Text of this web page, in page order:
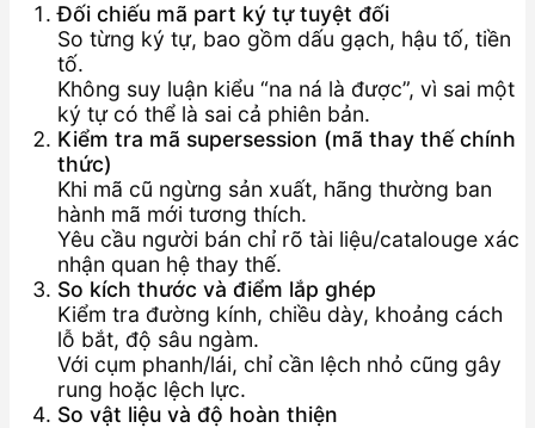
Đối chiếu mã part ký tự tuyệt đối
So từng ký tự, bao gồm dấu gạch, hậu tố, tiền
tố.
Không suy luận kiểu “na ná là được”, vì sai một
ký tự có thể là sai cả phiên bản.
Kiểm tra mã supersession (mã thay thế chính
thức)
Khi mã cũ ngừng sản xuất, hãng thường ban
hành mã mới tương thích.
Yêu cầu người bán chỉ rõ tài liệu/catalouge xác
nhận quan hệ thay thế.
So kích thước và điểm lắp ghép
Kiểm tra đường kính, chiều dày, khoảng cách
lỗ bắt, độ sâu ngàm.
Với cụm phanh/lái, chỉ cần lệch nhỏ cũng gây
rung hoặc lệch lực.
So vật liệu và độ hoàn thiện